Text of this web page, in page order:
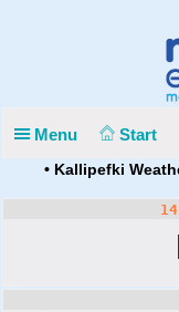
Menu Start
• Kallipefki